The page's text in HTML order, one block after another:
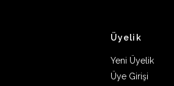
Üyelik
Yeni Üyelik
Üye Girişi